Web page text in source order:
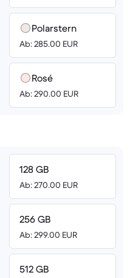
Polarstern
Ab: 285.00 EUR
Rosé
Ab: 290.00 EUR
128 GB
Ab: 270.00 EUR
256 GB
Ab: 299.00 EUR
512 GB